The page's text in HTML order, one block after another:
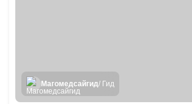
Магомедсайгид/ Гид